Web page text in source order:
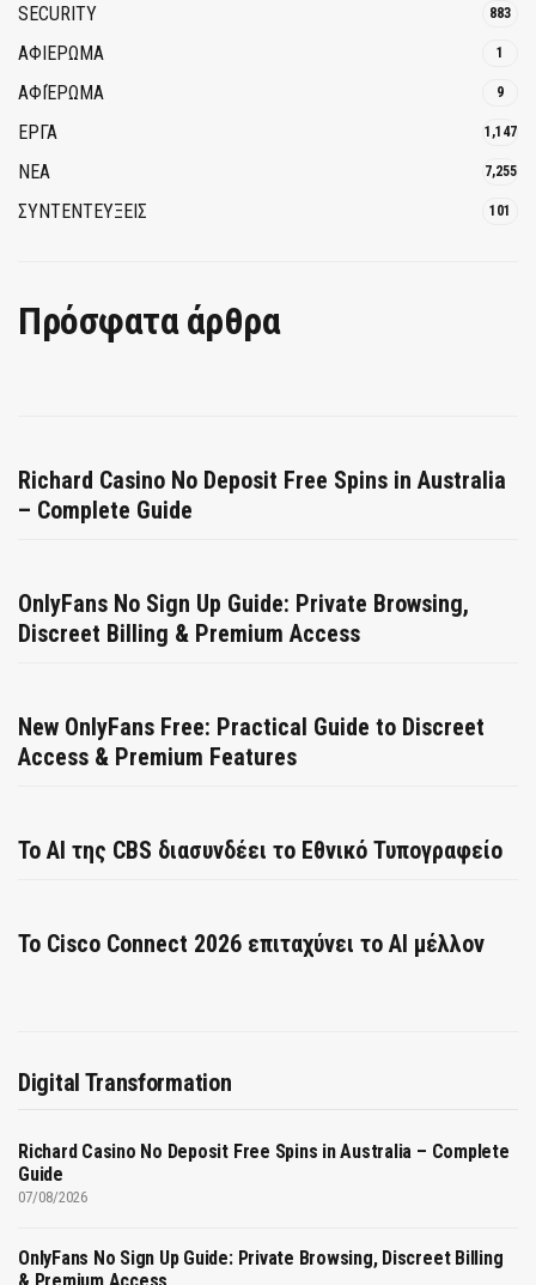
SECURITY 883
ΑΦΙΕΡΩΜΑ 1
ΑΦΙΈΡΩΜΑ 9
ΕΡΓΑ 1,147
ΝΕΑ 7,255
ΣΥΝΤΕΝΤΕΥΞΕΙΣ 101
Πρόσφατα άρθρα
Richard Casino No Deposit Free Spins in Australia
– Complete Guide
OnlyFans No Sign Up Guide: Private Browsing,
Discreet Billing & Premium Access
New OnlyFans Free: Practical Guide to Discreet
Access & Premium Features
Το AI της CBS διασυνδέει το Εθνικό Τυπογραφείο
Το Cisco Connect 2026 επιταχύνει το AI μέλλον
Digital Transformation
Richard Casino No Deposit Free Spins in Australia – Complete
Guide
07/08/2026
OnlyFans No Sign Up Guide: Private Browsing, Discreet Billing
& Premium Access